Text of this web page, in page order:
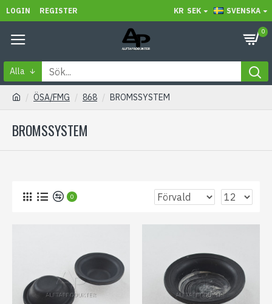
LOGIN REGISTER KR SEK SVENSKA
0
Alla
ÖSA/FMG 868 BROMSSYSTEM
BROMSSYSTEM
0